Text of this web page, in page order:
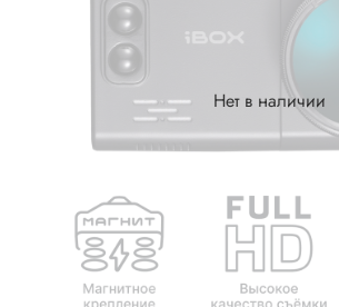
Нет в наличии